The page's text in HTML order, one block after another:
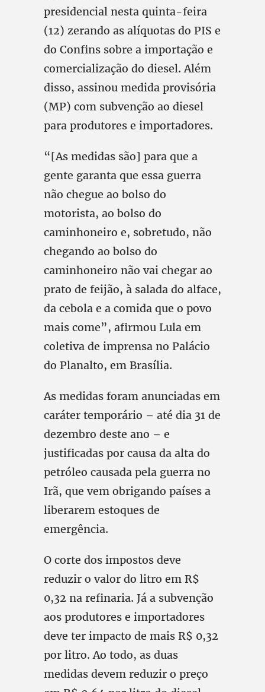
presidencial nesta quinta-feira
(12) zerando as alíquotas do PIS e
do Confins sobre a importação e
comercialização do diesel. Além
disso, assinou medida provisória
(MP) com subvenção ao diesel
para produtores e importadores.
“[As medidas são] para que a
gente garanta que essa guerra
não chegue ao bolso do
motorista, ao bolso do
caminhoneiro e, sobretudo, não
chegando ao bolso do
caminhoneiro não vai chegar ao
prato de feijão, à salada do alface,
da cebola e a comida que o povo
mais come”, afirmou Lula em
coletiva de imprensa no Palácio
do Planalto, em Brasília.
As medidas foram anunciadas em
caráter temporário – até dia 31 de
dezembro deste ano – e
justificadas por causa da alta do
petróleo causada pela guerra no
Irã, que vem obrigando países a
liberarem estoques de
emergência.
O corte dos impostos deve
reduzir o valor do litro em R$
0,32 na refinaria. Já a subvenção
aos produtores e importadores
deve ter impacto de mais R$ 0,32
por litro. Ao todo, as duas
medidas devem reduzir o preço